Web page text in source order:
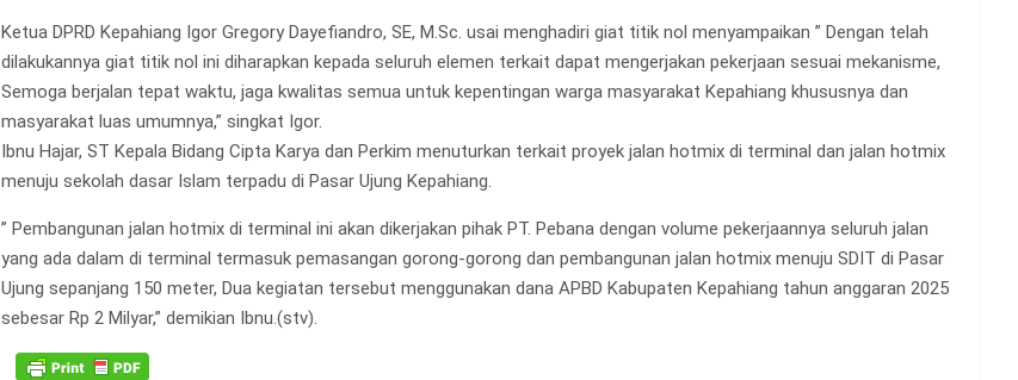
Ketua DPRD Kepahiang Igor Gregory Dayefiandro, SE, M.Sc. usai menghadiri giat titik nol menyampaikan ” Dengan telah
dilakukannya giat titik nol ini diharapkan kepada seluruh elemen terkait dapat mengerjakan pekerjaan sesuai mekanisme,
Semoga berjalan tepat waktu, jaga kwalitas semua untuk kepentingan warga masyarakat Kepahiang khususnya dan
masyarakat luas umumnya,” singkat Igor.
Ibnu Hajar, ST Kepala Bidang Cipta Karya dan Perkim menuturkan terkait proyek jalan hotmix di terminal dan jalan hotmix
menuju sekolah dasar Islam terpadu di Pasar Ujung Kepahiang.
” Pembangunan jalan hotmix di terminal ini akan dikerjakan pihak PT. Pebana dengan volume pekerjaannya seluruh jalan
yang ada dalam di terminal termasuk pemasangan gorong-gorong dan pembangunan jalan hotmix menuju SDIT di Pasar
Ujung sepanjang 150 meter, Dua kegiatan tersebut menggunakan dana APBD Kabupaten Kepahiang tahun anggaran 2025
sebesar Rp 2 Milyar,” demikian Ibnu.(stv).